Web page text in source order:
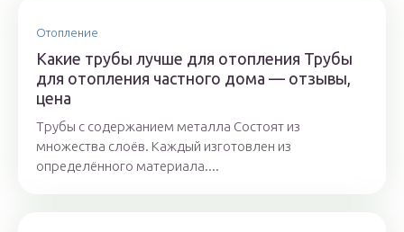
Отопление
Какие трубы лучше для отопления Трубы
для отопления частного дома — отзывы,
цена
Трубы с содержанием металла Состоят из
множества слоёв. Каждый изготовлен из
определённого материала....